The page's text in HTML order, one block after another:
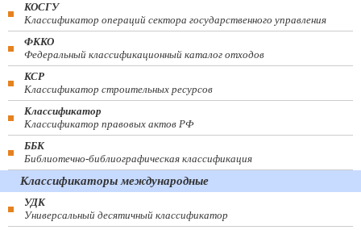
КОСГУ
Классификатор операций сектора государственного управления
ФККО
Федеральный классификационный каталог отходов
КСР
Классификатор строительных ресурсов
Классификатор
Классификатор правовых актов РФ
ББК
Библиотечно-библиографическая классификация
Классификаторы международные
УДК
Универсальный десятичный классификатор